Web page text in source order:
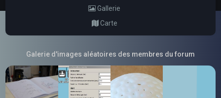
Gallerie
Carte
Galerie d'images aléatoires des membres du forum